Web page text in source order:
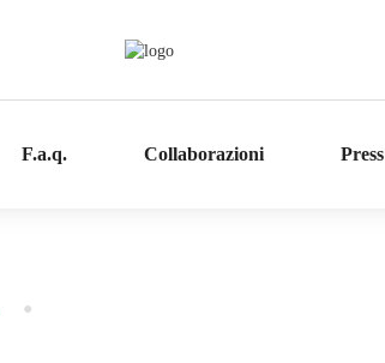
F.a.q. Collaborazioni Press